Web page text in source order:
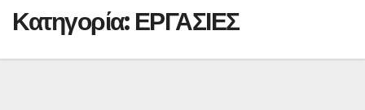
Κατηγορία: ΕΡΓΑΣΙΕΣ